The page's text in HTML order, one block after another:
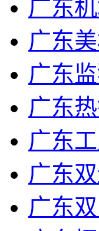
广东
广东
广东
广东
广东
广东
广东